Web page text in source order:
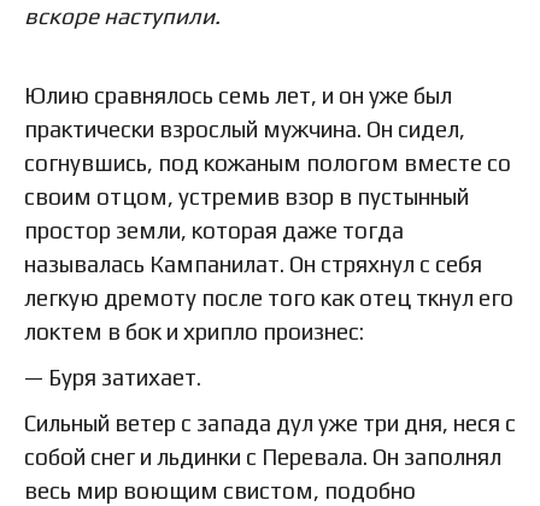
вскоре наступили.
Юлию сравнялось семь лет, и он уже был
практически взрослый мужчина. Он сидел,
согнувшись, под кожаным пологом вместе со
своим отцом, устремив взор в пустынный
простор земли, которая даже тогда
называлась Кампанилат. Он стряхнул с себя
легкую дремоту после того как отец ткнул его
локтем в бок и хрипло произнес:
— Буря затихает.
Сильный ветер с запада дул уже три дня, неся с
собой снег и льдинки с Перевала. Он заполнял
весь мир воющим свистом, подобно